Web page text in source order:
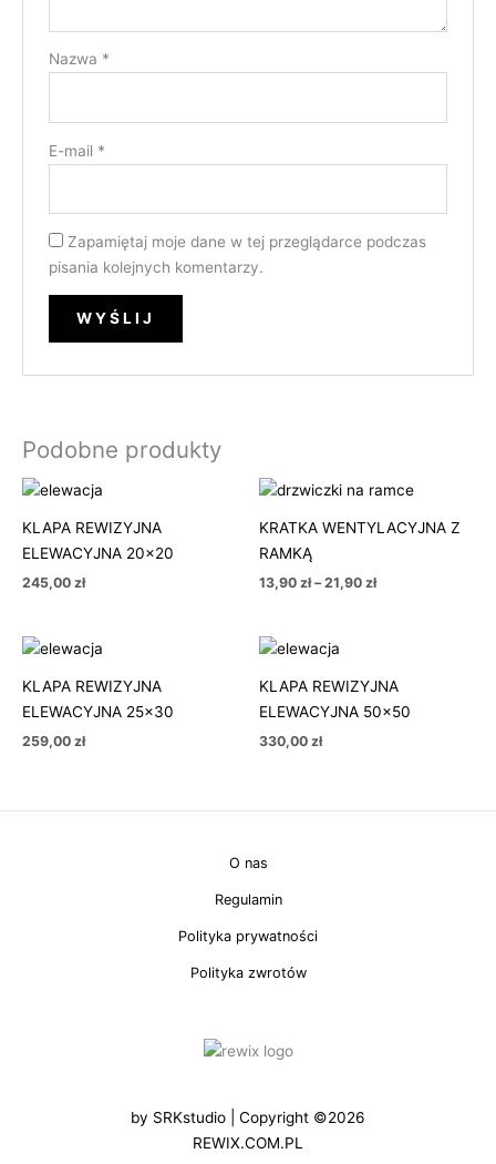
Nazwa *
E-mail *
Zapamiętaj moje dane w tej przeglądarce podczas
pisania kolejnych komentarzy.
Podobne produkty
KLAPA REWIZYJNA
ELEWACYJNA 20×20
245,00 zł
KRATKA WENTYLACYJNA Z
RAMKĄ
13,90 zł – 21,90 zł
Zakres
od
13,90 zł
21,90 zł
KLAPA REWIZYJNA
ELEWACYJNA 25×30
259,00 zł
KLAPA REWIZYJNA
ELEWACYJNA 50×50
330,00 zł
O nas
Regulamin
Polityka prywatności
Polityka zwrotów
by SRKstudio | Copyright ©2026
REWIX.COM.PL